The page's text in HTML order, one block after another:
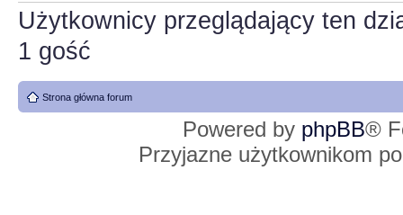
Użytkownicy przeglądający ten
1 gość
Strona główna forum
Powered by phpBB®
Przyjazne użytkownikom